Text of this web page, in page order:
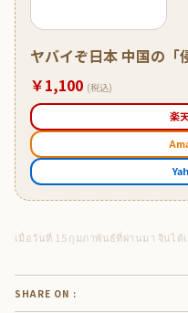
ヤバイぞ日本 中国の
￥1,100 (税込)
楽
SHARE ON :